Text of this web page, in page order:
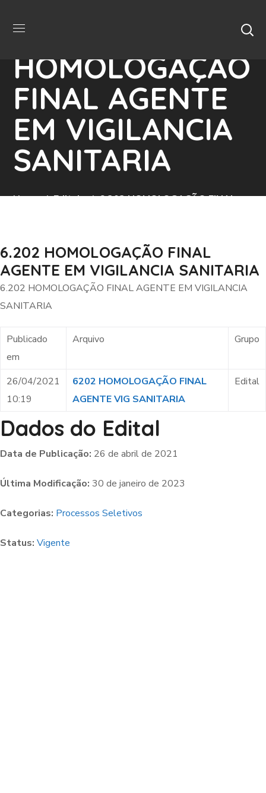
6.202
HOMOLOGAÇÃO
FINAL AGENTE
EM VIGILANCIA
SANITARIA
Home Editais
6.202 HOMOLOGAÇÃO FINAL
6.202 HOMOLOGAÇÃO FINAL
AGENTE EM VIGILANCIA SANITARIA
6.202 HOMOLOGAÇÃO FINAL AGENTE EM VIGILANCIA
SANITARIA
Publicado
em
Arquivo Grupo
26/04/2021
10:19
6202 HOMOLOGAÇÃO FINAL
AGENTE VIG SANITARIA
Edital
Dados do Edital
Data de Publicação: 26 de abril de 2021
Última Modificação: 30 de janeiro de 2023
Categorias: Processos Seletivos
Status: Vigente